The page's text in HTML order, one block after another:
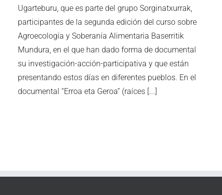
Ugarteburu, que es parte del grupo Sorginatxurrak,
participantes de la segunda edición del curso sobre
Agroecología y Soberanía Alimentaria Baserritik
Mundura, en el que han dado forma de documental
su investigación-acción-participativa y que están
presentando estos días en diferentes pueblos. En el
documental “Erroa eta Geroa” (raíces [...]